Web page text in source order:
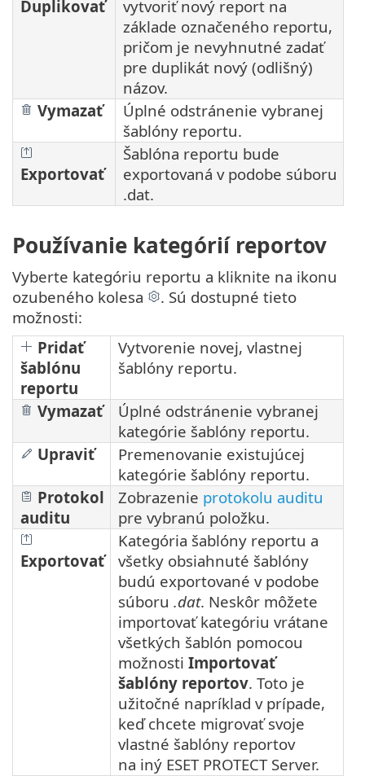
Duplikovať
vytvoriť nový report na
základe označeného reportu,
pričom je nevyhnutné zadať
pre duplikát nový (odlišný)
názov.
Vymazať
Úplné odstránenie vybranej
šablóny reportu.
Exportovať
Šablóna reportu bude
exportovaná v podobe súboru
.dat.
Používanie kategórií reportov
Vyberte kategóriu reportu a kliknite na ikonu
ozubeného kolesa
. Sú dostupné tieto
možnosti:
Pridať
šablónu
reportu
Vytvorenie novej, vlastnej
šablóny reportu.
Vymazať
Úplné odstránenie vybranej
kategórie šablóny reportu.
Upraviť
Premenovanie existujúcej
kategórie šablóny reportu.
Protokol
auditu
Zobrazenie protokolu auditu
pre vybranú položku.
Exportovať
Kategória šablóny reportu a
všetky obsiahnuté šablóny
budú exportované v podobe
súboru .dat. Neskôr môžete
importovať kategóriu vrátane
všetkých šablón pomocou
možnosti Importovať
šablóny reportov. Toto je
užitočné napríklad v prípade,
keď chcete migrovať svoje
vlastné šablóny reportov
na iný ESET PROTECT Server.